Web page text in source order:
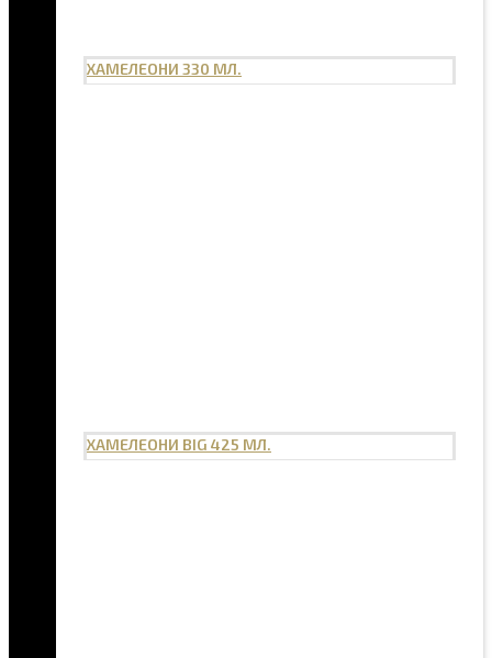
ХАМЕЛЕОНИ 330 МЛ.
ХАМЕЛЕОНИ BIG 425 МЛ.